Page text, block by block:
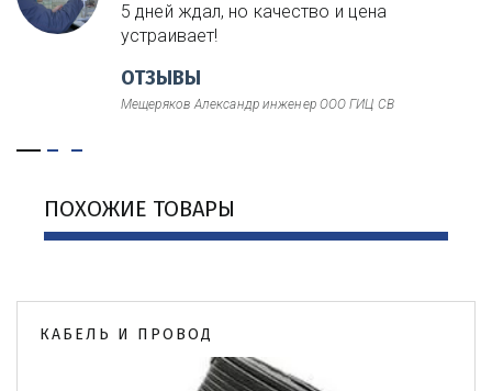
ОТЗЫВЫ
Мещеряков Александр инженер ООО ГИЦ СВ
5 дней ждал, но качество и цена
устраивает!
ПОХОЖИЕ ТОВАРЫ
КАБЕЛЬ И ПРОВОД